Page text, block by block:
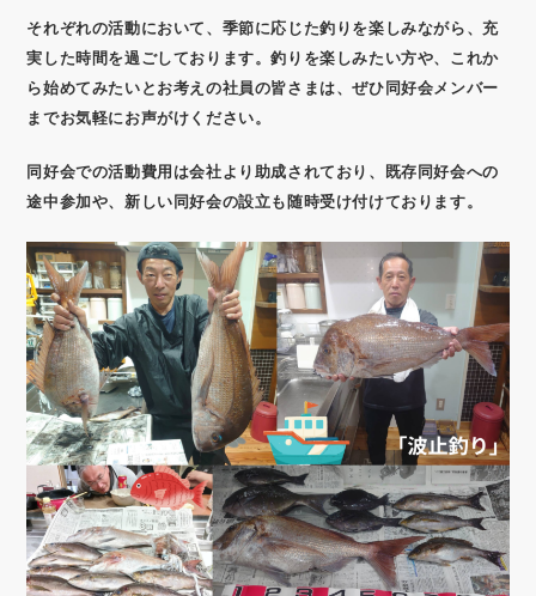
それぞれの活動において、季節に応じた釣りを楽しみながら、充
実した時間を過ごしております。釣りを楽しみたい方や、これか
ら始めてみたいとお考えの社員の皆さまは、ぜひ同好会メンバー
までお気軽にお声がけください。
同好会での活動費用は会社より助成されており、既存同好会への
途中参加や、新しい同好会の設立も随時受け付けております。